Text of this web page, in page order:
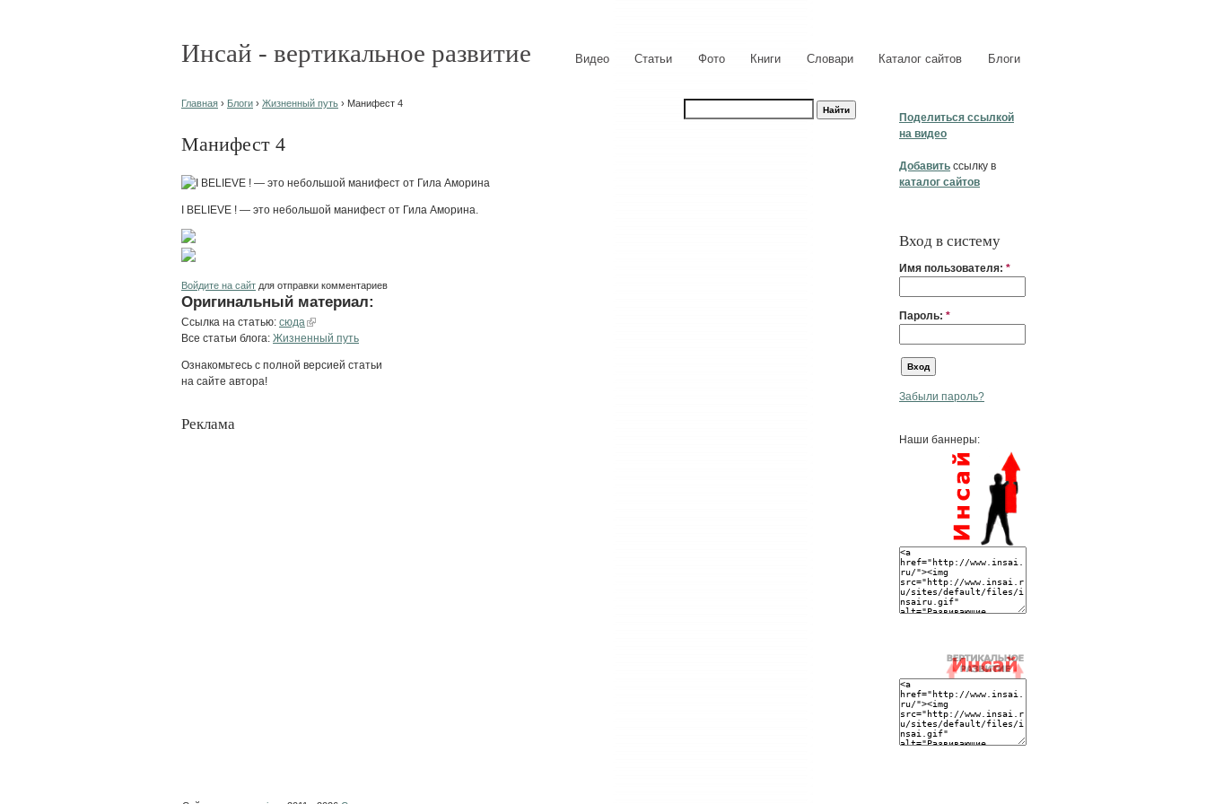
Инсай - вертикальное развитие Видео Статьи Фото Книги Словари Каталог сайтов Блоги
Поделиться ссылкой
на видео
Добавить ссылку в
каталог сайтов
Вход в систему
Имя пользователя: *
Пароль: *
Забыли пароль?
Наши баннеры:
Главная › Блоги › Жизненный путь › Манифест 4
Манифест 4
I BELIEVE ! — это небольшой манифест от Гила Аморина.
Войдите на сайт для отправки комментариев
Оригинальный материал:
Ссылка на статью: сюда
Все статьи блога: Жизненный путь
Ознакомьтесь с полной версией статьи
на сайте автора!
Реклама